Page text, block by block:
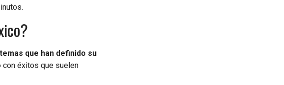
que han definido su
con éxitos que suelen